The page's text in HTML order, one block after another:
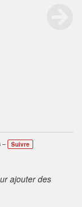
– Suivre
ajouter des